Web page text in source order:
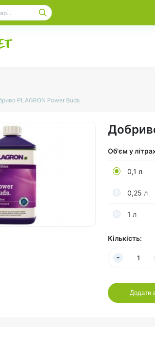
PLAGRON Power Buds
Об'єм у
0,1 л
0,25 л
1 л
Кількість:
Додати